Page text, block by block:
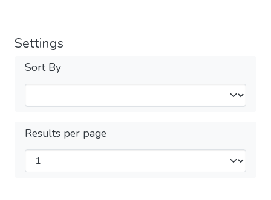
Settings
Sort By
Results per page